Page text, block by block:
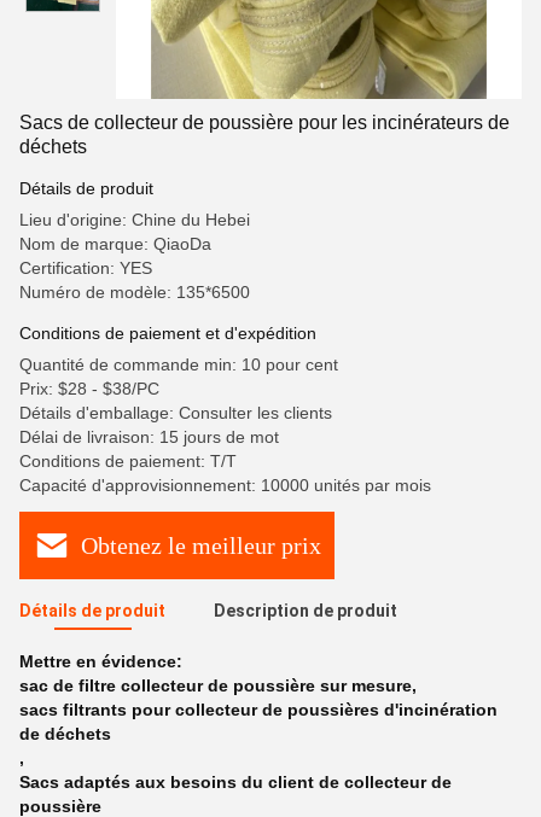
Sacs de collecteur de poussière pour les incinérateurs de
déchets
Détails de produit
Lieu d'origine: Chine du Hebei
Nom de marque: QiaoDa
Certification: YES
Numéro de modèle: 135*6500
Conditions de paiement et d'expédition
Quantité de commande min: 10 pour cent
Prix: $28 - $38/PC
Détails d'emballage: Consulter les clients
Délai de livraison: 15 jours de mot
Conditions de paiement: T/T
Capacité d'approvisionnement: 10000 unités par mois
Obtenez le meilleur prix
Détails de produit Description de produit
Mettre en évidence:
sac de filtre collecteur de poussière sur mesure,
sacs filtrants pour collecteur de poussières d'incinération
de déchets
,
Sacs adaptés aux besoins du client de collecteur de
poussière